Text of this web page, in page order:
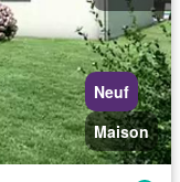
Neuf
Maison